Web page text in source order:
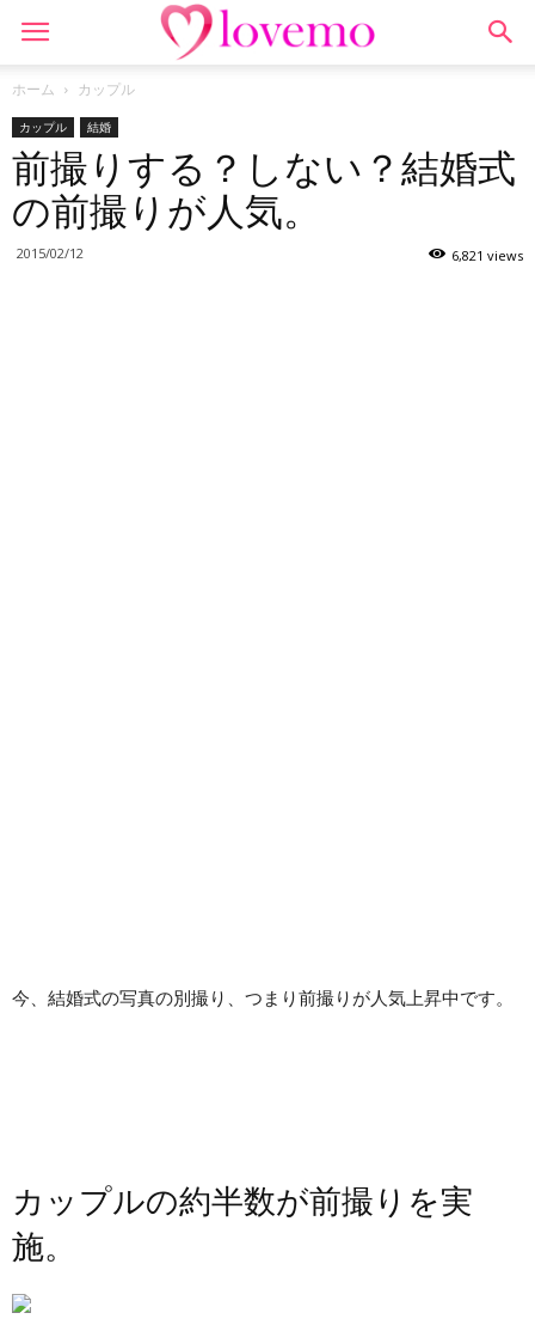
ホーム カップル
カップル 結婚
前撮りする？しない？結婚式
の前撮りが人気。
2015/02/12 6,821 views
今、結婚式の写真の別撮り、つまり前撮りが人気上昇中です。
カップルの約半数が前撮りを実
施。